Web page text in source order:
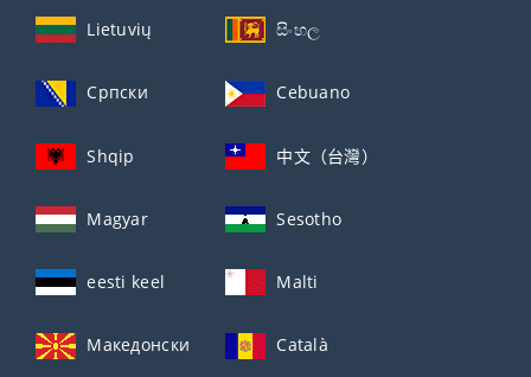
Lietuvių සිංහල
Српски Cebuano
Shqip 中文（台灣）
Magyar Sesotho
eesti keel Malti
Македонски Català